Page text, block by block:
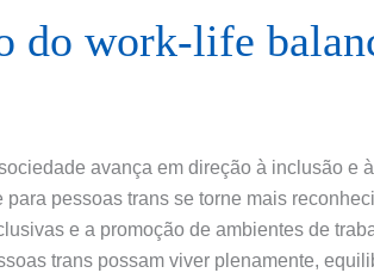
do work-life
avança em direção à inclusão e
para pessoas trans se torne mais
e a promoção de ambientes de
trans possam viver plenamente,